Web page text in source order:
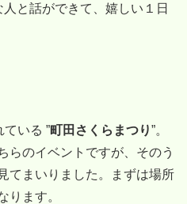
と話ができて、嬉しい１日
いる ”町田さくらまつり”。
らのイベントですが、そのう
てまいりました。まずは場所
ります。